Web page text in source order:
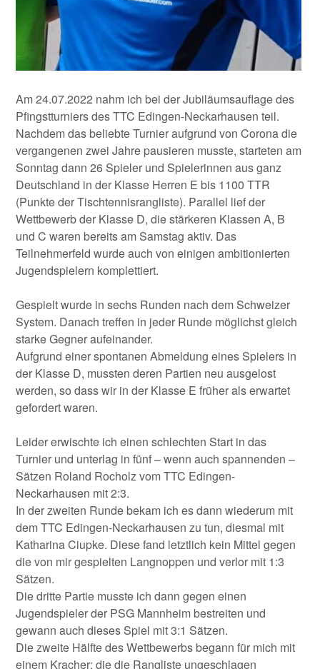
Am 24.07.2022 nahm ich bei der Jubiläumsauflage des
Pfingstturniers des TTC Edingen-Neckarhausen teil.
Nachdem das beliebte Turnier aufgrund von Corona die
vergangenen zwei Jahre pausieren musste, starteten am
Sonntag dann 26 Spieler und Spielerinnen aus ganz
Deutschland in der Klasse Herren E bis 1100 TTR
(Punkte der Tischtennisrangliste). Parallel lief der
Wettbewerb der Klasse D, die stärkeren Klassen A, B
und C waren bereits am Samstag aktiv. Das
Teilnehmerfeld wurde auch von einigen ambitionierten
Jugendspielern komplettiert.
Gespielt wurde in sechs Runden nach dem Schweizer
System. Danach treffen in jeder Runde möglichst gleich
starke Gegner aufeinander.
Aufgrund einer spontanen Abmeldung eines Spielers in
der Klasse D, mussten deren Partien neu ausgelost
werden, so dass wir in der Klasse E früher als erwartet
gefordert waren.
Leider erwischte ich einen schlechten Start in das
Turnier und unterlag in fünf – wenn auch spannenden –
Sätzen Roland Rocholz vom TTC Edingen-
Neckarhausen mit 2:3.
In der zweiten Runde bekam ich es dann wiederum mit
dem TTC Edingen-Neckarhausen zu tun, diesmal mit
Katharina Ciupke. Diese fand letztlich kein Mittel gegen
die von mir gespielten Langnoppen und verlor mit 1:3
Sätzen.
Die dritte Partie musste ich dann gegen einen
Jugendspieler der PSG Mannheim bestreiten und
gewann auch dieses Spiel mit 3:1 Sätzen.
Die zweite Hälfte des Wettbewerbs begann für mich mit
einem Kracher: die die Rangliste ungeschlagen